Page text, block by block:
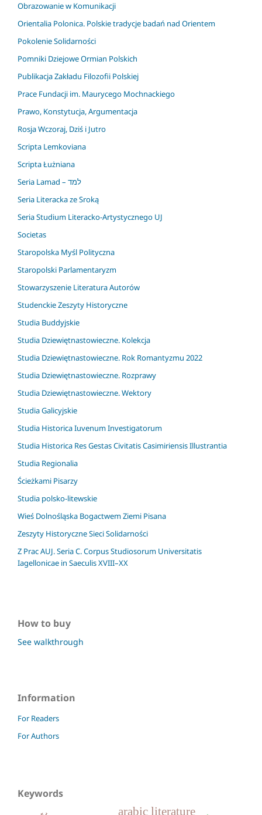
Obrazowanie w Komunikacji
Orientalia Polonica. Polskie tradycje badań nad Orientem
Pokolenie Solidarności
Pomniki Dziejowe Ormian Polskich
Publikacja Zakładu Filozofii Polskiej
Prace Fundacji im. Maurycego Mochnackiego
Prawo, Konstytucja, Argumentacja
Rosja Wczoraj, Dziś i Jutro
Scripta Lemkoviana
Scripta Łużniana
Seria Lamad – למד
Seria Literacka ze Sroką
Seria Studium Literacko-Artystycznego UJ
Societas
Staropolska Myśl Polityczna
Staropolski Parlamentaryzm
Stowarzyszenie Literatura Autorów
Studenckie Zeszyty Historyczne
Studia Buddyjskie
Studia Dziewiętnastowieczne. Kolekcja
Studia Dziewiętnastowieczne. Rok Romantyzmu 2022
Studia Dziewiętnastowieczne. Rozprawy
Studia Dziewiętnastowieczne. Wektory
Studia Galicyjskie
Studia Historica Iuvenum Investigatorum
Studia Historica Res Gestas Civitatis Casimiriensis Illustrantia
Studia Regionalia
Ścieżkami Pisarzy
Studia polsko-litewskie
Wieś Dolnośląska Bogactwem Ziemi Pisana
Zeszyty Historyczne Sieci Solidarności
Z Prac AUJ. Seria C. Corpus Studiosorum Universitatis
Iagellonicae in Saeculis XVIII–XX
How to buy
See walkthrough
Information
For Readers
For Authors
Keywords
arabic literature